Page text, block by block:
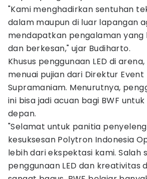
"Kami menghadirkan sentuhan
dalam maupun di luar lapangan
mendapatkan pengalaman
dan berkesan," ujar Budiharto.
Khusus penggunaan LED di
menuai pujian dari Direktur Event
Supramaniam. Menurutnya,
ini bisa jadi acuan bagi BWF
depan.
"Selamat untuk panitia
kesuksesan Polytron Indonesia
lebih dari ekspektasi kami. Salah
penggunaan LED dan kreativitas